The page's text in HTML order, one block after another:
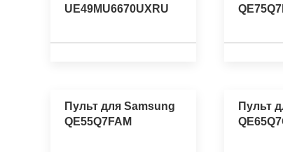
UE49MU6670UXRU
Пульт для Samsung
QE55Q7FAM
Пульт